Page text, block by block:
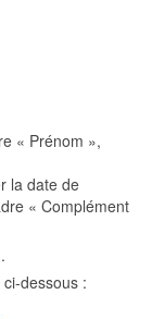
« Prénom »,
la date de
« Complément
dessous :